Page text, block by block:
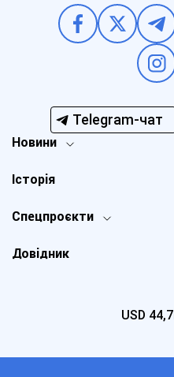
Telegram-чат
Новини
Спецпроєкти
Історія
Довідник
USD 44,7